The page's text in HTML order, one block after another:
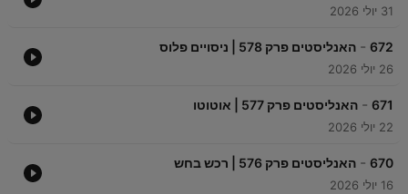
31 יולי 2026
672
- האנליסטים פרק 578 | ניסויים פלוס
26 יולי 2026
671
- האנליסטים פרק 577 | אוטוטו
22 יולי 2026
670
- האנליסטים פרק 576 | רכש בחש
16 יולי 2026